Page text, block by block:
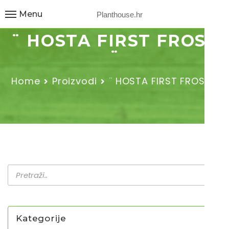
Planthouse.hr
Menu
¨ HOSTA FIRST FROST
¨
Home Proizvodi ¨ HOSTA FIRST FROST ¨
Kategorije